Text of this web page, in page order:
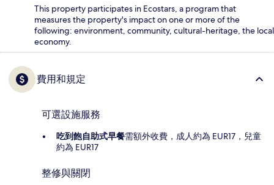
This property participates in Ecostars, a program that
measures the property's impact on one or more of the
following: environment, community, cultural-heritage, the local
economy.
費用和規定
可選設施服務
吃到飽自助式早餐需額外收費，成人約為 EUR17，兒童
約為 EUR17
整修與關閉